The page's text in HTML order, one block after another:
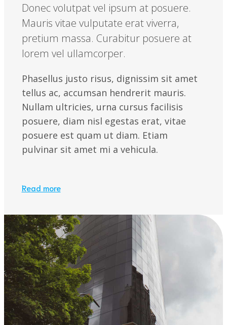
Donec volutpat vel ipsum at posuere.
Mauris vitae vulputate erat viverra,
pretium massa. Curabitur posuere at
lorem vel ullamcorper.
Phasellus justo risus, dignissim sit amet
tellus ac, accumsan hendrerit mauris.
Nullam ultricies, urna cursus facilisis
posuere, diam nisl egestas erat, vitae
posuere est quam ut diam. Etiam
pulvinar sit amet mi a vehicula.
Read more